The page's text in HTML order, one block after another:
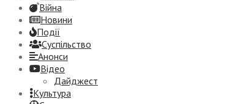
Війна
Новини
Події
Суспiльство
Анонси
Відео
Дайджест
Культура